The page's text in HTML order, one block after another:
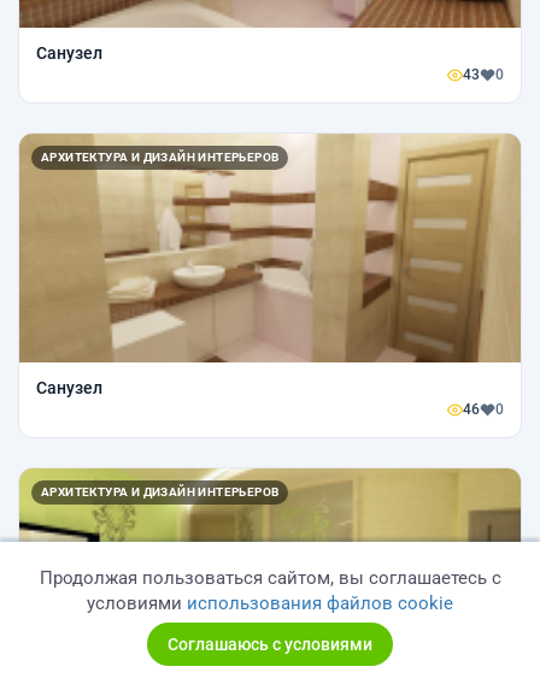
Санузел
43 0
АРХИТЕКТУРА И ДИЗАЙН ИНТЕРЬЕРОВ
Санузел
46 0
АРХИТЕКТУРА И ДИЗАЙН ИНТЕРЬЕРОВ
Продолжая пользоваться сайтом, вы соглашаетесь с
условиями использования файлов cookie
Соглашаюсь с условиями